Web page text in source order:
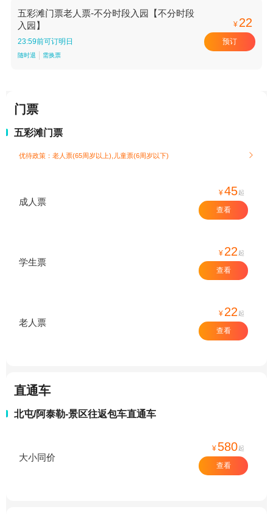
五彩滩门票老人票-不分时段入园【不分时段
入园】
23:59前可订明日
随时退 需换票
¥ 22
预订
门票
五彩滩门票
优待政策：老人票(65周岁以上),儿童票(6周岁以下) 
成人票
¥45起
查看
学生票
¥ 22 起
查看
老人票
¥ 22 起
查看
直通车
北屯/阿泰勒-景区往返包车直通车
大小同价
¥ 580起
查看